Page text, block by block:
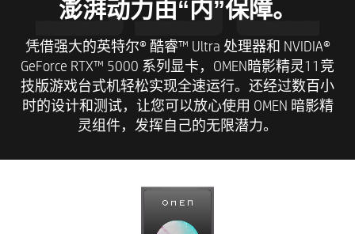
澎湃动力由“内”保障。
凭借强大的英特尔® 酷睿™ Ultra 处理器和 NVIDIA®
GeForce RTX™ 5000 系列显卡，OMEN暗影精灵11竞
技版游戏台式机轻松实现全速运行。还经过数百小
时的设计和测试，让您可以放心使用 OMEN 暗影精
灵组件，发挥自己的无限潜力。​